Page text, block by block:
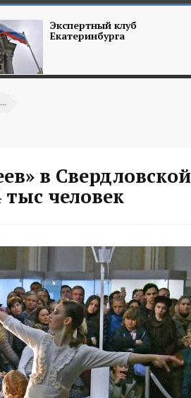
Экспертный клуб
Екатеринбурга
в Свердловской
человек